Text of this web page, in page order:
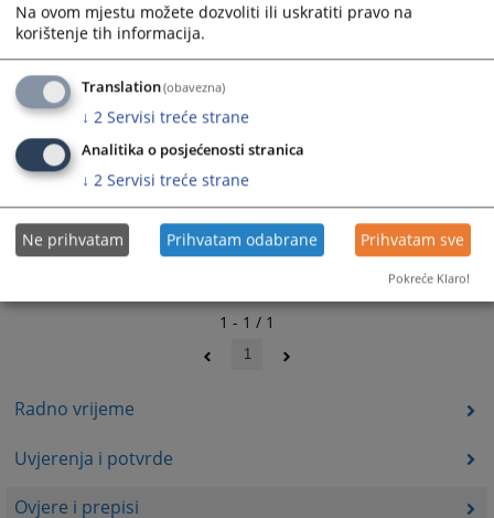
Radno vrijeme
Uvjerenja i potvrde
Ovjere i prepisi
1 - 1 / 1
1
Na ovom mjestu možete dozvoliti ili uskratiti pravo na
korištenje tih informacija.
Translation(obavezna)
↓ 2 Servisi treće strane
Analitika o posjećenosti stranica
↓ 2 Servisi treće strane
Ne prihvatam Prihvatam odabrane Prihvatam sve
Pokreće Klaro!